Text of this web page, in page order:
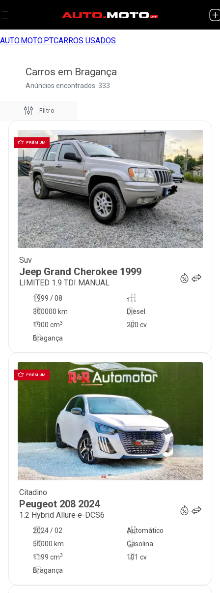
AUTO.MOTO.PTCARROS USADOS
Carros em Bragança
Anúncios encontrados: 333
Filtro
PRÉMIUM
Suv
Jeep Grand Cherokee 1999
LIMITED 1.9 TDI MANUAL
1999 / 08
-
300000 km
200 cv
Diesel
1900 cm3
Bragança
PRÉMIUM
Citadino
Peugeot 208 2024
1.2 Hybrid Allure e-DCS6
2024 / 02
Automático
50000 km
101 cv
Gasolina
1199 cm3
Bragança